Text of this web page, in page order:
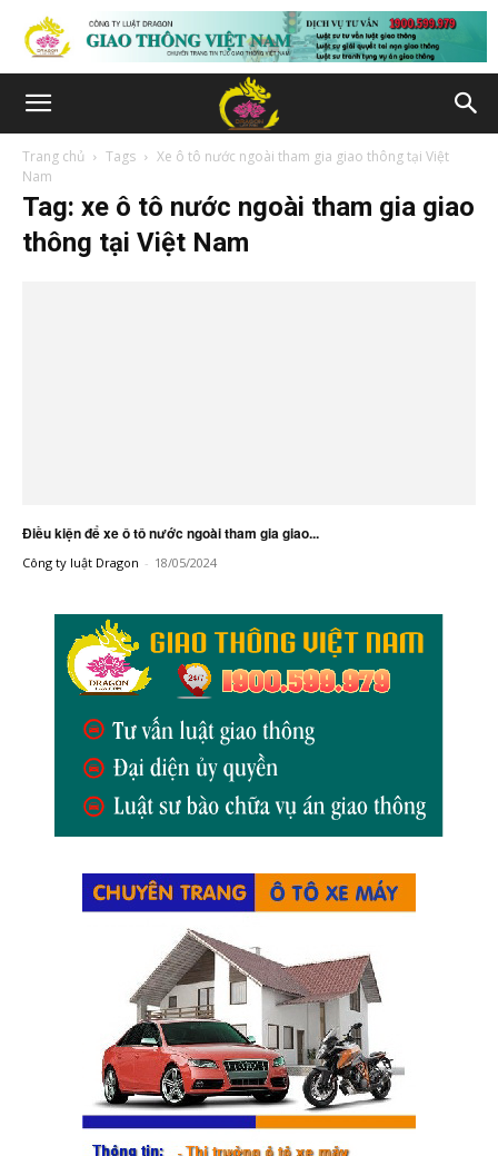
Trang chủ Tags
Xe ô tô nước ngoài tham gia giao thông tại Việt
Nam
Tag: xe ô tô nước ngoài tham gia giao
thông tại Việt Nam
Điều kiện để xe ô tô nước ngoài tham gia giao...
Công ty luật Dragon - 18/05/2024